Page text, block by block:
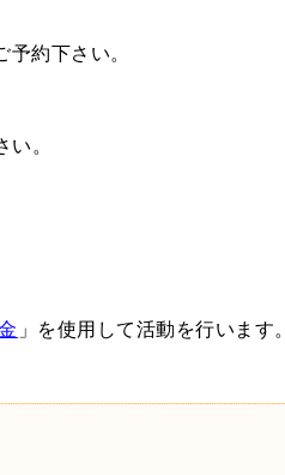
約下さい。
。
」を使用して活動を行います。